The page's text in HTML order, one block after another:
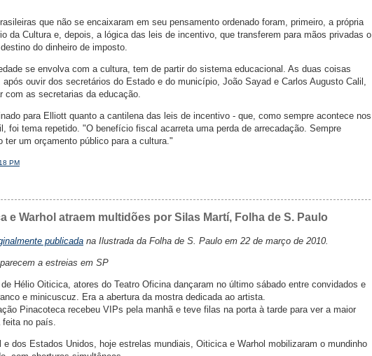
que não se encaixaram em seu pensamento ordenado foram, primeiro, a própria
da Cultura e, depois, a lógica das leis de incentivo, que transferem para mãos privadas o
do dinheiro de imposto.
se envolva com a cultura, tem de partir do sistema educacional. As duas coisas
ouvir dos secretários do Estado e do município, João Sayad e Carlos Augusto Calil,
com as secretarias da educação.
para Elliott quanto a cantilena das leis de incentivo - que, como sempre acontece nos
foi tema repetido. "O benefício fiscal acarreta uma perda de arrecadação. Sempre
ter um orçamento público para a cultura."
PM
e Warhol atraem multidões por Silas Martí, Folha de S. Paulo
publicada na Ilustrada da Folha de S. Paulo em 22 de março de 2010.
a estreias em SP
Hélio Oiticica, atores do Teatro Oficina dançaram no último sábado entre convidados e
e minicuscuz. Era a abertura da mostra dedicada ao artista.
Pinacoteca recebeu VIPs pela manhã e teve filas na porta à tarde para ver a maior
feita no país.
e dos Estados Unidos, hoje estrelas mundiais, Oiticica e Warhol mobilizaram o mundinho